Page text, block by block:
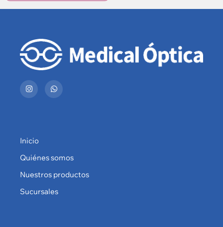
Inicio
Quiénes somos
Nuestros productos
Sucursales